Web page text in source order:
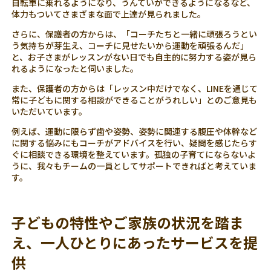
自転車に乗れるようになり、うんていができるようになるなど、
体力もついてさまざまな面で上達が見られました。
さらに、保護者の方からは、「コーチたちと一緒に頑張ろうとい
う気持ちが芽生え、コーチに見せたいから運動を頑張るんだ」
と、お子さまがレッスンがない日でも自主的に努力する姿が見ら
れるようになったと伺いました。
また、保護者の方からは「レッスン中だけでなく、LINEを通じて
常に子どもに関する相談ができることがうれしい」とのご意見も
いただいています。
例えば、運動に限らず歯や姿勢、姿勢に関連する腹圧や体幹など
に関する悩みにもコーチがアドバイスを行い、疑問を感じたらす
ぐに相談できる環境を整えています。孤独の子育てにならないよ
うに、我々もチームの一員としてサポートできればと考えていま
す。
子どもの特性やご家族の状況を踏ま
え、一人ひとりにあったサービスを提
供